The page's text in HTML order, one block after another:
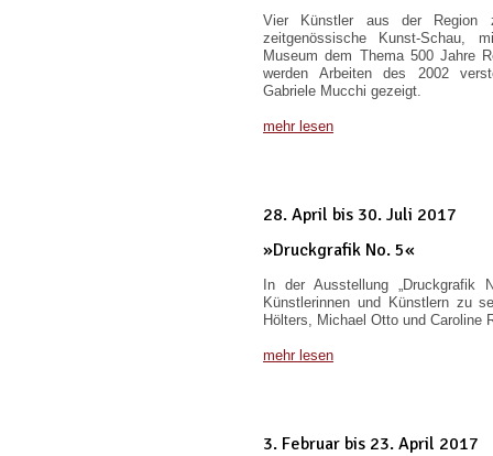
Vier Künstler aus der Region
zeitgenössische Kunst-Schau,
Museum dem Thema 500 Jahre
werden Arbeiten des 2002
Gabriele Mucchi gezeigt.
mehr lesen
28. April bis 30. Juli 2017
»Druckgrafik No. 5«
In der Ausstellung
Künstlerinnen und Künstlern zu
Hölters, Michael Otto und Caroline
mehr lesen
3. Februar bis 23. April 2017